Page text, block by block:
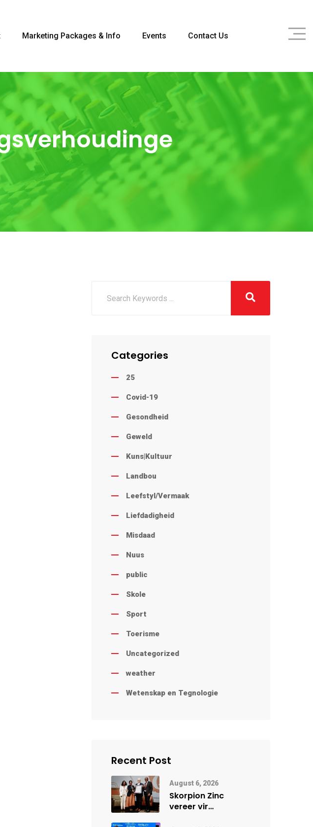
Marketing Packages & Info Events Contact Us
Categories
25
Covid-19
Gesondheid
Geweld
Kuns|Kultuur
Landbou
Leefstyl/Vermaak
Liefdadigheid
Misdaad
Nuus
public
Skole
Sport
Toerisme
Uncategorized
weather
Wetenskap en Tegnologie
Recent Post
August 6, 2026
Skorpion Zinc
vereer vir